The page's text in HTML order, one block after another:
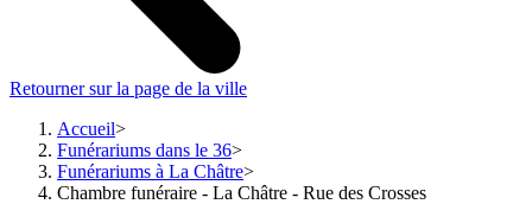
Retourner sur la page de la ville
Accueil
Funérariums dans le 36
Funérariums à La Châtre
Chambre funéraire - La Châtre - Rue des Crosses